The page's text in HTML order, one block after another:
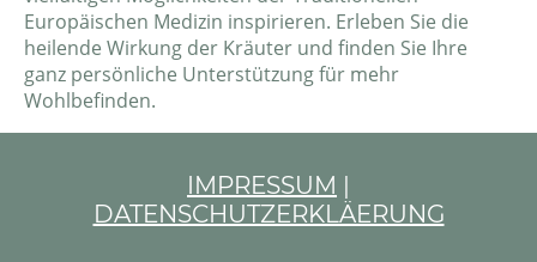
Europäischen Medizin inspirieren. Erleben Sie die
heilende Wirkung der Kräuter und finden Sie Ihre
ganz persönliche Unterstützung für mehr
Wohlbefinden.
IMPRESSUM |
DATENSCHUTZERKLÄERUNG